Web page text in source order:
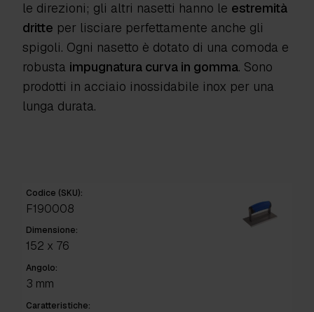
le direzioni; gli altri nasetti hanno le estremità
dritte per lisciare perfettamente anche gli
spigoli. Ogni nasetto è dotato di una comoda e
robusta impugnatura curva in gomma. Sono
prodotti in acciaio inossidabile inox per una
lunga durata.
Codice (SKU):
F190008
Dimensione:
152 x 76
Angolo:
3 mm
Caratteristiche: